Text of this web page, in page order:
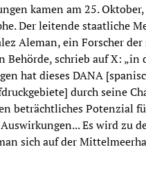
kamen am 25.
Der leitende staatliche
Aleman, ein Forscher
Behörde, schrieb auf X: „in
hat dieses DANA
durch seine
beträchtliches Potenzial
Es wird zu
sich auf der